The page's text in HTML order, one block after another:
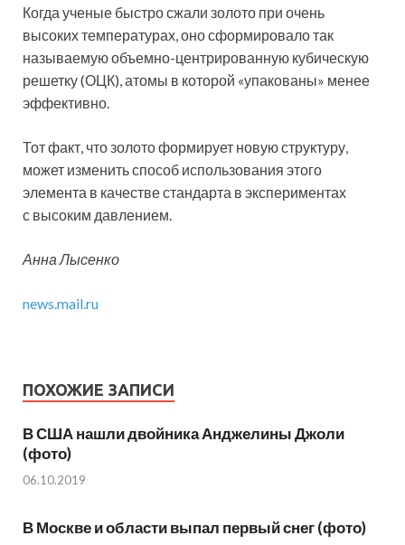
Когда ученые быстро сжали золото при очень
высоких температурах, оно сформировало так
называемую объемно-центрированную кубическую
решетку (ОЦК), атомы в которой «упакованы» менее
эффективно.
Тот факт, что золото формирует новую структуру,
может изменить способ использования этого
элемента в качестве стандарта в экспериментах
с высоким давлением.
Анна Лысенко
news.mail.ru
ПОХОЖИЕ ЗАПИСИ
В США нашли двойника Анджелины Джоли
(фото)
06.10.2019
В Москве и области выпал первый снег (фото)